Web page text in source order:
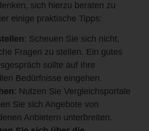
sich hierzu beraten zu
einige praktische Tipps:
: Scheuen Sie sich nicht,
Fragen zu stellen. Ein gutes
sollte auf Ihre
Bedürfnisse eingehen.
: Nutzen Sie Vergleichsportale
Sie sich Angebote von
Anbietern unterbreiten.